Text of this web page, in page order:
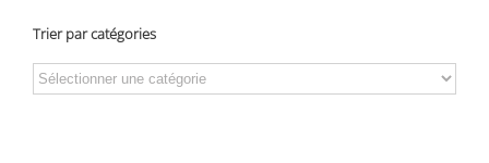
Trier par catégories
Trier
par